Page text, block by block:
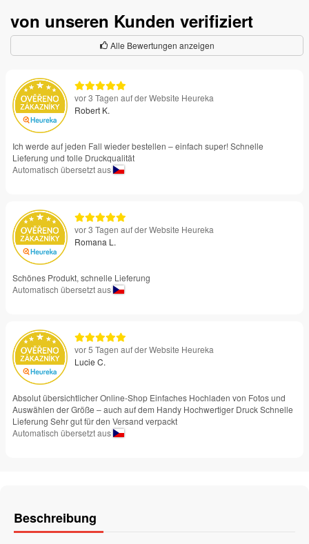
von unseren Kunden verifiziert
Alle Bewertungen anzeigen
vor 3 Tagen auf der Website Heureka
Robert K.
Ich werde auf jeden Fall wieder bestellen – einfach super! Schnelle
Lieferung und tolle Druckqualität
Automatisch übersetzt aus
vor 3 Tagen auf der Website Heureka
Romana L.
Schönes Produkt, schnelle Lieferung
Automatisch übersetzt aus
vor 5 Tagen auf der Website Heureka
Lucie C.
Absolut übersichtlicher Online-Shop Einfaches Hochladen von Fotos und
Auswählen der Größe – auch auf dem Handy Hochwertiger Druck Schnelle
Lieferung Sehr gut für den Versand verpackt
Automatisch übersetzt aus
Beschreibung